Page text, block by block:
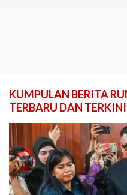
KUMPULAN BERITA
TERBARU DAN TERKINI